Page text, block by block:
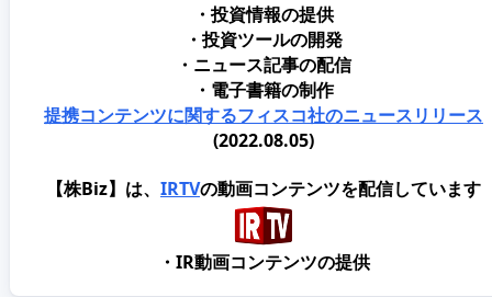
・投資情報の提供
・投資ツールの開発
・ニュース記事の配信
・電子書籍の制作
提携コンテンツに関するフィスコ社のニュースリリース
(2022.08.05)
【株Biz】は、 IRTVの動画コンテンツを配信しています
・IR動画コンテンツの提供